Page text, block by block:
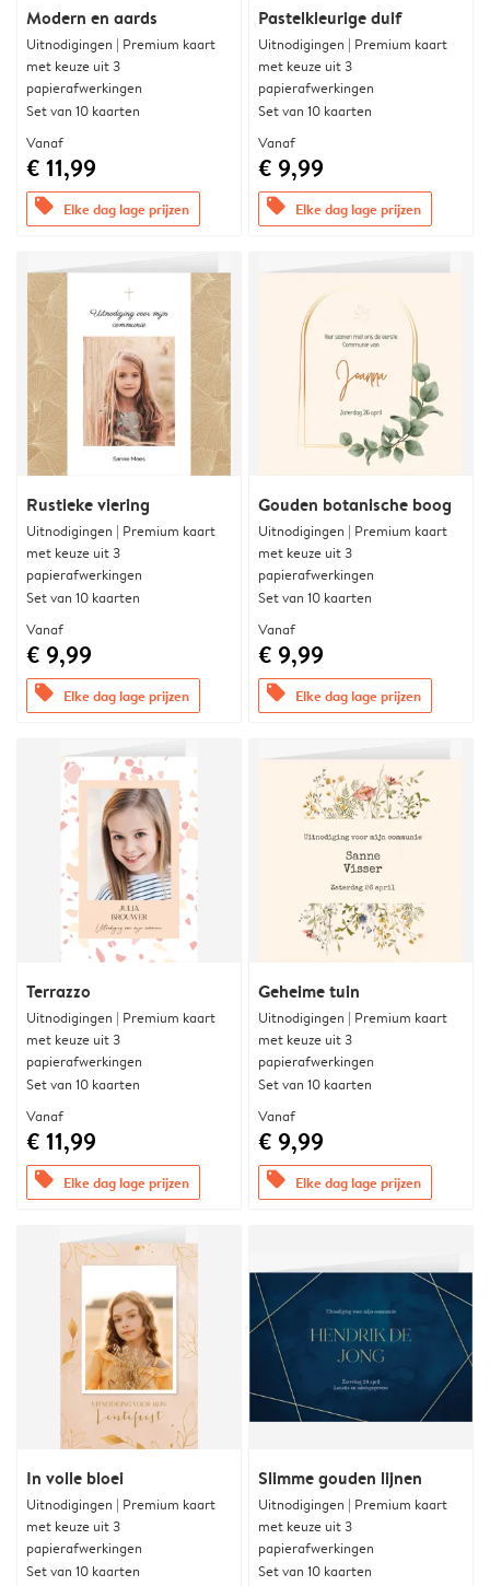
Modern en aards
Uitnodigingen | Premium kaart
met keuze uit 3
papierafwerkingen
Set van 10 kaarten
Vanaf
€ 11,99
offers Elke dag lage prijzen
Pastelkleurige duif
Uitnodigingen | Premium kaart
met keuze uit 3
papierafwerkingen
Set van 10 kaarten
Vanaf
€ 9,99
offers Elke dag lage prijzen
Rustieke viering
Uitnodigingen | Premium kaart
met keuze uit 3
papierafwerkingen
Set van 10 kaarten
Vanaf
€ 9,99
offers Elke dag lage prijzen
Gouden botanische boog
Uitnodigingen | Premium kaart
met keuze uit 3
papierafwerkingen
Set van 10 kaarten
Vanaf
€ 9,99
offers Elke dag lage prijzen
Terrazzo
Uitnodigingen | Premium kaart
met keuze uit 3
papierafwerkingen
Set van 10 kaarten
Vanaf
€ 11,99
offers Elke dag lage prijzen
Geheime tuin
Uitnodigingen | Premium kaart
met keuze uit 3
papierafwerkingen
Set van 10 kaarten
Vanaf
€ 9,99
offers Elke dag lage prijzen
In volle bloei
Uitnodigingen | Premium kaart
met keuze uit 3
papierafwerkingen
Set van 10 kaarten
Slimme gouden lijnen
Uitnodigingen | Premium kaart
met keuze uit 3
papierafwerkingen
Set van 10 kaarten